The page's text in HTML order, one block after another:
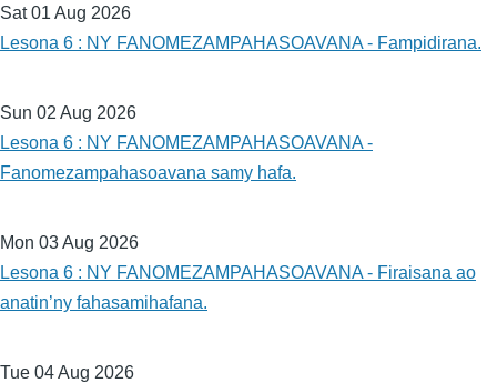
Sat 01 Aug 2026
Lesona 6 : NY FANOMEZAMPAHASOAVANA - Fampidirana.
Sun 02 Aug 2026
Lesona 6 : NY FANOMEZAMPAHASOAVANA -
Fanomezampahasoavana samy hafa.
Mon 03 Aug 2026
Lesona 6 : NY FANOMEZAMPAHASOAVANA - Firaisana ao
anatin’ny fahasamihafana.
Tue 04 Aug 2026